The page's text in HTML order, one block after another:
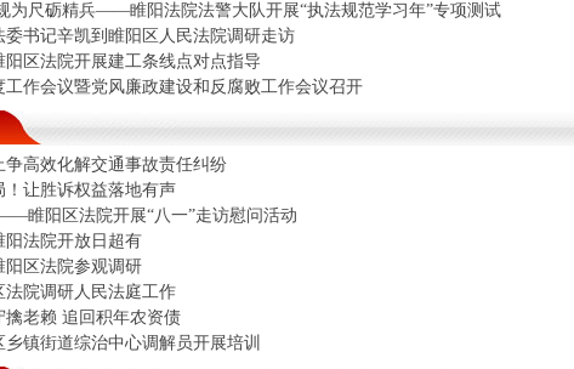
为尺砺精兵——睢阳法院法警大队开展“执法规范学习年”专项测试
书记辛凯到睢阳区人民法院调研走访
区法院开展建工条线点对点指导
工作会议暨党风廉政建设和反腐败工作会议召开
高效化解交通事故责任纠纷
让胜诉权益落地有声
睢阳区法院开展“八一”走访慰问活动
阳法院开放日超有
阳区法院参观调研
院调研人民法庭工作
老赖 追回积年农资债
镇街道综治中心调解员开展培训